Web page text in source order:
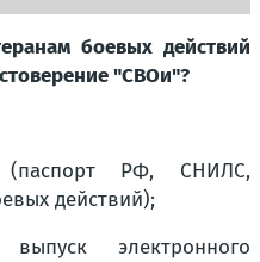
боевых действий
"СВОи"?
(паспорт РФ, СНИЛС,
действий);
электронного